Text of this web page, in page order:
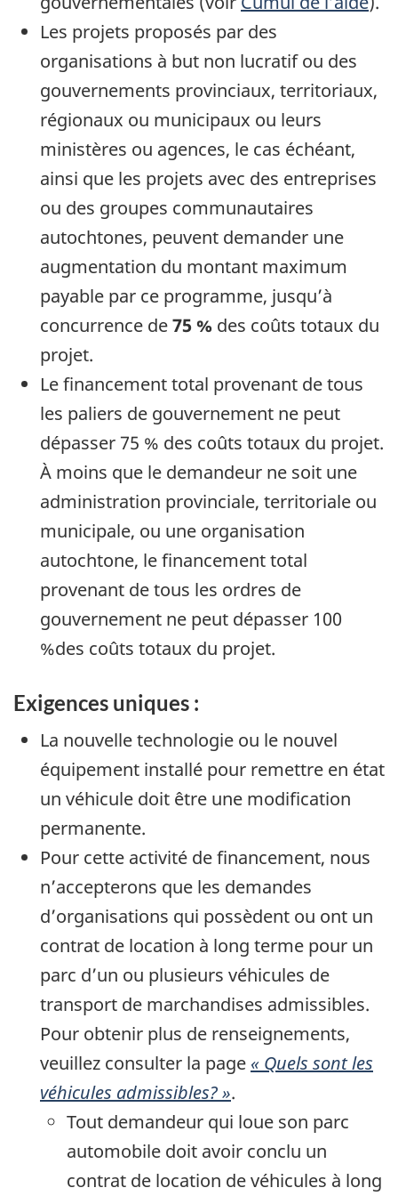
Les projets proposés par des
organisations à but non lucratif ou des
gouvernements provinciaux, territoriaux,
régionaux ou municipaux ou leurs
ministères ou agences, le cas échéant,
ainsi que les projets avec des entreprises
ou des groupes communautaires
autochtones, peuvent demander une
augmentation du montant maximum
payable par ce programme, jusqu’à
concurrence de75 % des coûts totaux du
projet.
Le financement total provenant de tous
les paliers de gouvernement ne peut
dépasser 75 % des coûts totaux du projet.
À moins que le demandeur ne soit une
administration provinciale, territoriale ou
municipale, ou une organisation
autochtone, le financement total
provenant de tous les ordres de
gouvernement ne peut dépasser 100
%des coûts totaux du projet.
Exigences uniques :
La nouvelle technologie ou le nouvel
équipement installé pour remettre en état
un véhicule doit être une modification
permanente.
Pour cette activité de financement, nous
n’accepterons que les demandes
d’organisations qui possèdent ou ont un
contrat de location à long terme pour un
parc d’un ou plusieurs véhicules de
transport de marchandises admissibles.
Pour obtenir plus de renseignements,
veuillez consulter la page « Quels sont les
véhicules admissibles? ».
Tout demandeur qui loue son parc
automobile doit avoir conclu un
contrat de location de véhicules à long